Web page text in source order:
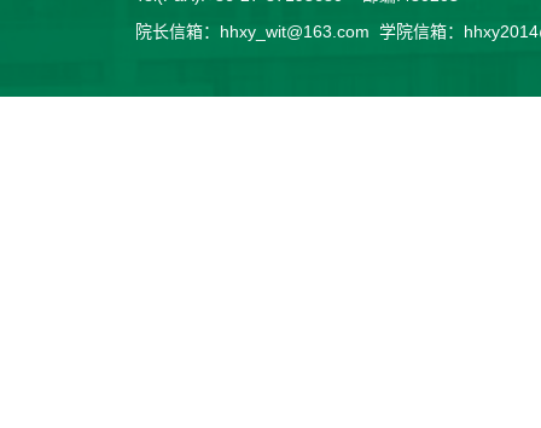
院长信箱：hhxy_wit@163.com 学院信箱：